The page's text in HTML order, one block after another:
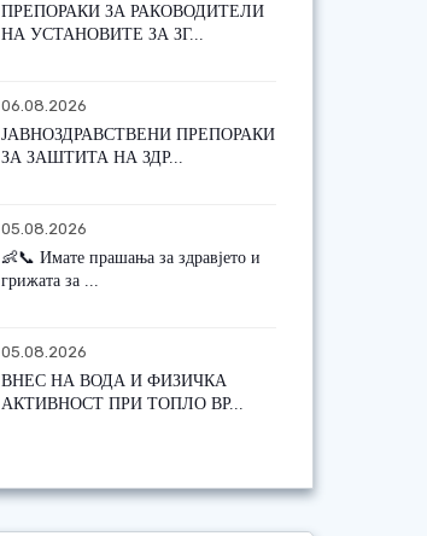
ПРЕПОРАКИ ЗА РАКОВОДИТЕЛИ
НА УСТАНОВИТЕ ЗА ЗГ...
06.08.2026
ЈАВНОЗДРАВСТВЕНИ ПРЕПОРАКИ
ЗА ЗАШТИТА НА ЗДР...
05.08.2026
👶📞 Имате прашања за здравјето и
грижата за ...
05.08.2026
ВНЕС НА ВОДА И ФИЗИЧКА
АКТИВНОСТ ПРИ ТОПЛО ВР...